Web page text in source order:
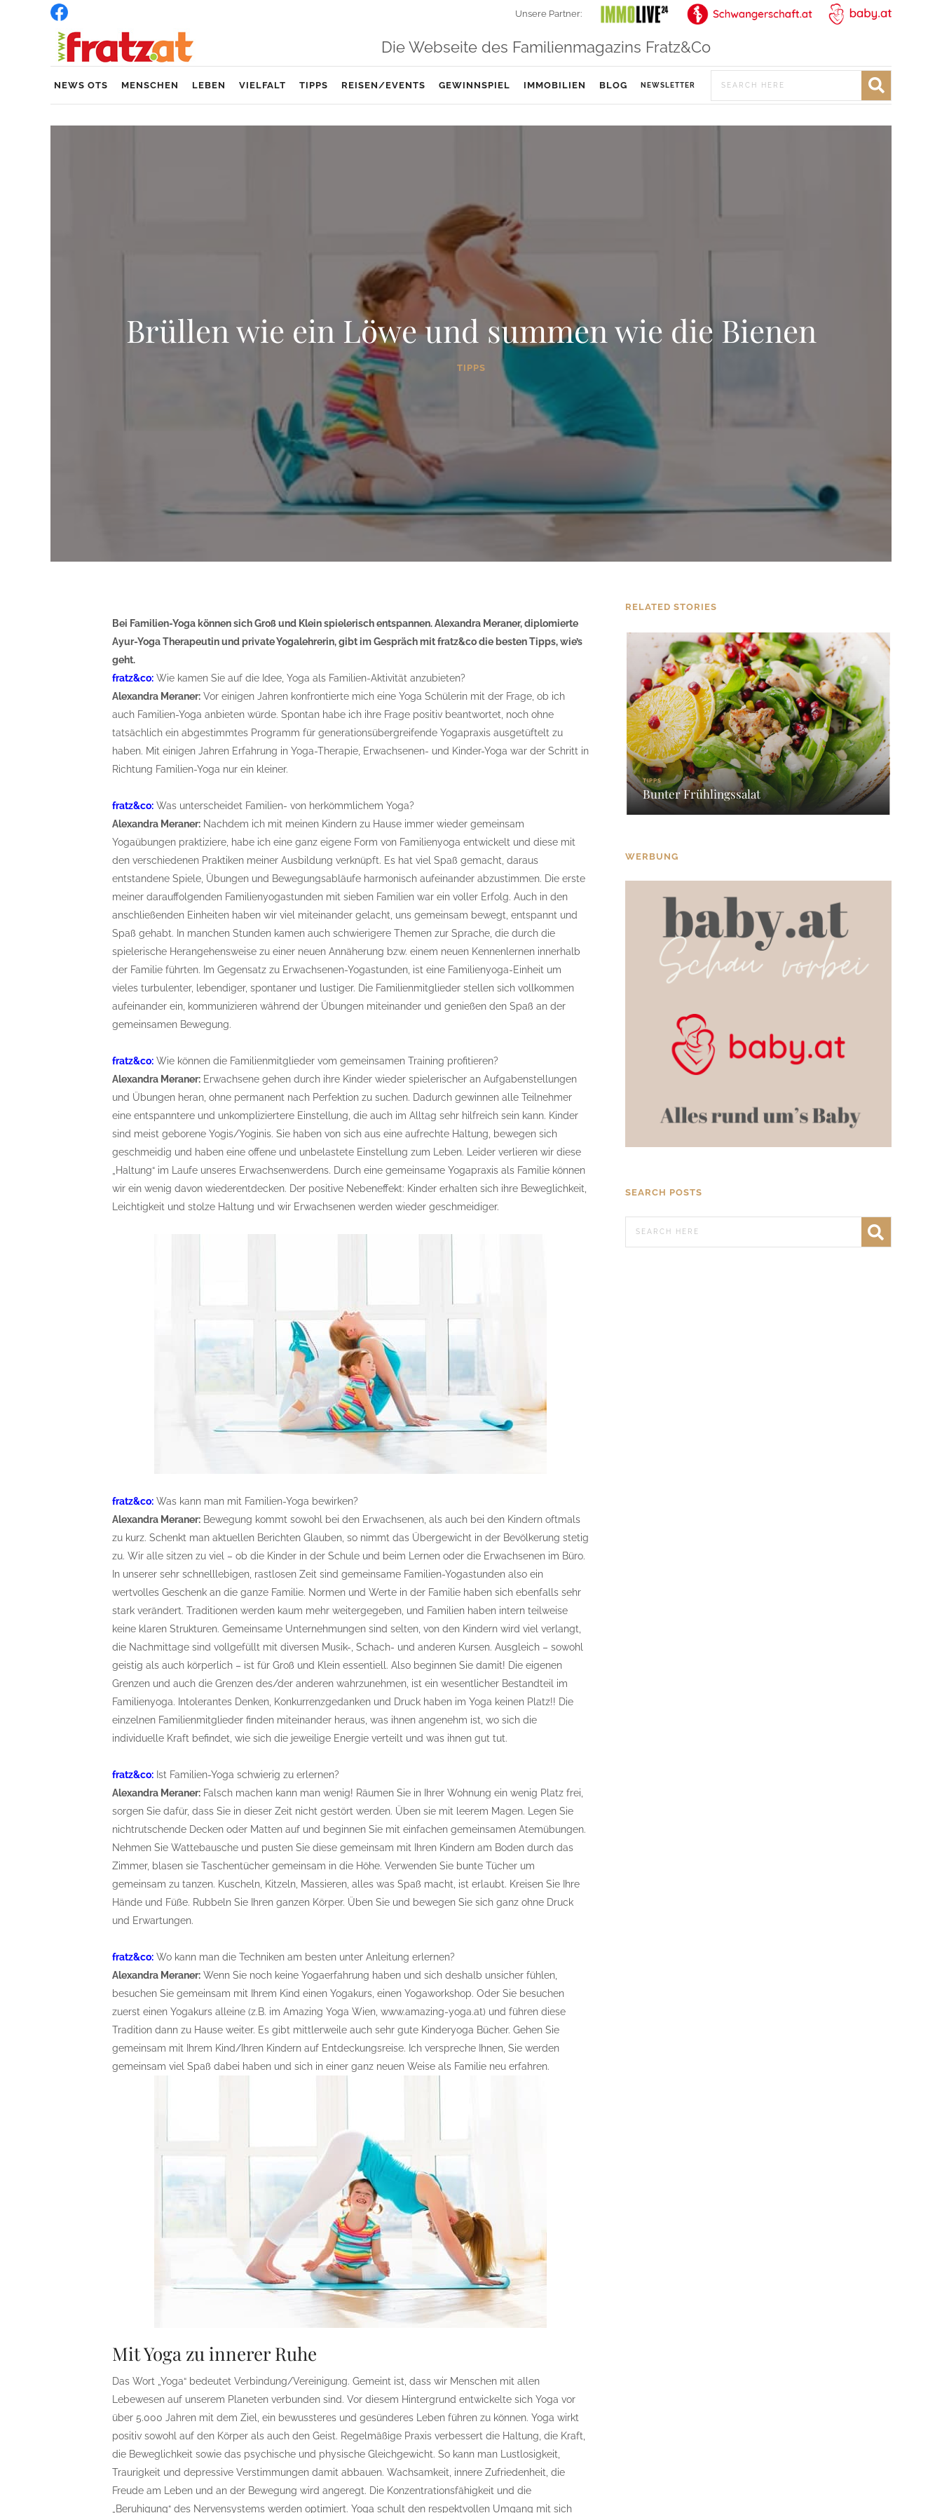
Unsere Partner:
Die Webseite des Familienmagazins Fratz&Co
NEWS OTS MENSCHEN LEBEN VIELFALT TIPPS REISEN/EVENTS GEWINNSPIEL IMMOBILIEN BLOG NEWSLETTER
Brüllen wie ein Löwe und summen wie die Bienen
TIPPS
Bei Familien-Yoga können sich Groß und Klein spielerisch entspannen. Alexandra Meraner, diplomierte
Ayur-Yoga Therapeutin und private Yogalehrerin, gibt im Gespräch mit fratz&co die besten Tipps, wie’s
geht.
fratz&co: Wie kamen Sie auf die Idee, Yoga als Familien-Aktivität anzubieten?
Alexandra Meraner: Vor einigen Jahren konfrontierte mich eine Yoga Schülerin mit der Frage, ob ich
auch Familien-Yoga anbieten würde. Spontan habe ich ihre Frage positiv beantwortet, noch ohne
tatsächlich ein abgestimmtes Programm für generationsübergreifende Yogapraxis ausgetüftelt zu
haben. Mit einigen Jahren Erfahrung in Yoga-Therapie, Erwachsenen- und Kinder-Yoga war der Schritt in
Richtung Familien-Yoga nur ein kleiner.
fratz&co: Was unterscheidet Familien- von herkömmlichem Yoga?
Alexandra Meraner: Nachdem ich mit meinen Kindern zu Hause immer wieder gemeinsam
Yogaübungen praktiziere, habe ich eine ganz eigene Form von Familienyoga entwickelt und diese mit
den verschiedenen Praktiken meiner Ausbildung verknüpft. Es hat viel Spaß gemacht, daraus
entstandene Spiele, Übungen und Bewegungsabläufe harmonisch aufeinander abzustimmen. Die erste
meiner darauffolgenden Familienyogastunden mit sieben Familien war ein voller Erfolg. Auch in den
anschließenden Einheiten haben wir viel miteinander gelacht, uns gemeinsam bewegt, entspannt und
Spaß gehabt. In manchen Stunden kamen auch schwierigere Themen zur Sprache, die durch die
spielerische Herangehensweise zu einer neuen Annäherung bzw. einem neuen Kennenlernen innerhalb
der Familie führten. Im Gegensatz zu Erwachsenen-Yogastunden, ist eine Familienyoga-Einheit um
vieles turbulenter, lebendiger, spontaner und lustiger. Die Familienmitglieder stellen sich vollkommen
aufeinander ein, kommunizieren während der Übungen miteinander und genießen den Spaß an der
gemeinsamen Bewegung.
fratz&co: Wie können die Familienmitglieder vom gemeinsamen Training profitieren?
Alexandra Meraner: Erwachsene gehen durch ihre Kinder wieder spielerischer an Aufgabenstellungen
und Übungen heran, ohne permanent nach Perfektion zu suchen. Dadurch gewinnen alle Teilnehmer
eine entspanntere und unkompliziertere Einstellung, die auch im Alltag sehr hilfreich sein kann. Kinder
sind meist geborene Yogis/Yoginis. Sie haben von sich aus eine aufrechte Haltung, bewegen sich
geschmeidig und haben eine offene und unbelastete Einstellung zum Leben. Leider verlieren wir diese
„Haltung“ im Laufe unseres Erwachsenwerdens. Durch eine gemeinsame Yogapraxis als Familie können
wir ein wenig davon wiederentdecken. Der positive Nebeneffekt: Kinder erhalten sich ihre Beweglichkeit,
Leichtigkeit und stolze Haltung und wir Erwachsenen werden wieder geschmeidiger.
fratz&co: Was kann man mit Familien-Yoga bewirken?
Alexandra Meraner: Bewegung kommt sowohl bei den Erwachsenen, als auch bei den Kindern oftmals
zu kurz. Schenkt man aktuellen Berichten Glauben, so nimmt das Übergewicht in der Bevölkerung stetig
zu. Wir alle sitzen zu viel – ob die Kinder in der Schule und beim Lernen oder die Erwachsenen im Büro.
In unserer sehr schnelllebigen, rastlosen Zeit sind gemeinsame Familien-Yogastunden also ein
wertvolles Geschenk an die ganze Familie. Normen und Werte in der Familie haben sich ebenfalls sehr
stark verändert. Traditionen werden kaum mehr weitergegeben, und Familien haben intern teilweise
keine klaren Strukturen. Gemeinsame Unternehmungen sind selten, von den Kindern wird viel verlangt,
die Nachmittage sind vollgefüllt mit diversen Musik-, Schach- und anderen Kursen. Ausgleich – sowohl
geistig als auch körperlich – ist für Groß und Klein essentiell. Also beginnen Sie damit! Die eigenen
Grenzen und auch die Grenzen des/der anderen wahrzunehmen, ist ein wesentlicher Bestandteil im
Familienyoga. Intolerantes Denken, Konkurrenzgedanken und Druck haben im Yoga keinen Platz!! Die
einzelnen Familienmitglieder finden miteinander heraus, was ihnen angenehm ist, wo sich die
individuelle Kraft befindet, wie sich die jeweilige Energie verteilt und was ihnen gut tut.
fratz&co: Ist Familien-Yoga schwierig zu erlernen?
Alexandra Meraner: Falsch machen kann man wenig! Räumen Sie in Ihrer Wohnung ein wenig Platz frei,
sorgen Sie dafür, dass Sie in dieser Zeit nicht gestört werden. Üben sie mit leerem Magen. Legen Sie
nichtrutschende Decken oder Matten auf und beginnen Sie mit einfachen gemeinsamen Atemübungen.
Nehmen Sie Wattebausche und pusten Sie diese gemeinsam mit Ihren Kindern am Boden durch das
Zimmer, blasen sie Taschentücher gemeinsam in die Höhe. Verwenden Sie bunte Tücher um
gemeinsam zu tanzen. Kuscheln, Kitzeln, Massieren, alles was Spaß macht, ist erlaubt. Kreisen Sie Ihre
Hände und Füße. Rubbeln Sie Ihren ganzen Körper. Üben Sie und bewegen Sie sich ganz ohne Druck
und Erwartungen.
fratz&co: Wo kann man die Techniken am besten unter Anleitung erlernen?
Alexandra Meraner: Wenn Sie noch keine Yogaerfahrung haben und sich deshalb unsicher fühlen,
besuchen Sie gemeinsam mit Ihrem Kind einen Yogakurs, einen Yogaworkshop. Oder Sie besuchen
zuerst einen Yogakurs alleine (z.B. im Amazing Yoga Wien, www.amazing-yoga.at) und führen diese
Tradition dann zu Hause weiter. Es gibt mittlerweile auch sehr gute Kinderyoga Bücher. Gehen Sie
gemeinsam mit Ihrem Kind/Ihren Kindern auf Entdeckungsreise. Ich verspreche Ihnen, Sie werden
gemeinsam viel Spaß dabei haben und sich in einer ganz neuen Weise als Familie neu erfahren.
Mit Yoga zu innerer Ruhe
Das Wort „Yoga“ bedeutet Verbindung/Vereinigung. Gemeint ist, dass wir Menschen mit allen
Lebewesen auf unserem Planeten verbunden sind. Vor diesem Hintergrund entwickelte sich Yoga vor
über 5.000 Jahren mit dem Ziel, ein bewussteres und gesünderes Leben führen zu können. Yoga wirkt
positiv sowohl auf den Körper als auch den Geist. Regelmäßige Praxis verbessert die Haltung, die Kraft,
die Beweglichkeit sowie das psychische und physische Gleichgewicht. So kann man Lustlosigkeit,
Traurigkeit und depressive Verstimmungen damit abbauen. Wachsamkeit, innere Zufriedenheit, die
Freude am Leben und an der Bewegung wird angeregt. Die Konzentrationsfähigkeit und die
„Beruhigung“ des Nervensystems werden optimiert. Yoga schult den respektvollen Umgang mit sich
RELATED STORIES
TIPPS
Bunter Frühlingssalat
WERBUNG
SEARCH POSTS